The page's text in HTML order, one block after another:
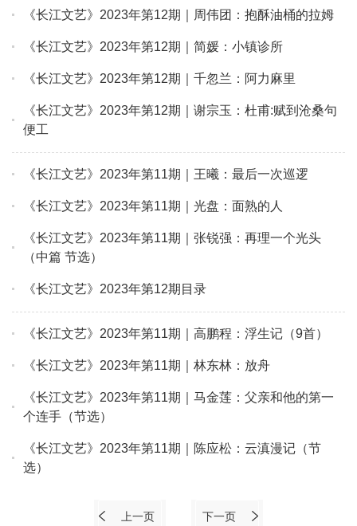
《长江文艺》2023年第12期｜周伟团：抱酥油桶的拉姆
《长江文艺》2023年第12期｜简媛：小镇诊所
《长江文艺》2023年第12期｜千忽兰：阿力麻里
《长江文艺》2023年第12期｜谢宗玉：杜甫:赋到沧桑句
便工
《长江文艺》2023年第11期｜王曦：最后一次巡逻
《长江文艺》2023年第11期｜光盘：面熟的人
《长江文艺》2023年第11期｜张锐强：再理一个光头
（中篇 节选）
《长江文艺》2023年第12期目录
《长江文艺》2023年第11期｜高鹏程：浮生记（9首）
《长江文艺》2023年第11期｜林东林：放舟
《长江文艺》2023年第11期｜马金莲：父亲和他的第一
个连手（节选）
《长江文艺》2023年第11期｜陈应松：云滇漫记（节
选）
上一页 下一页